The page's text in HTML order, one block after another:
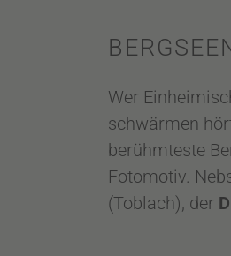
Wer
schwärmen
berühmteste
Fotomotiv.
(Toblach), der